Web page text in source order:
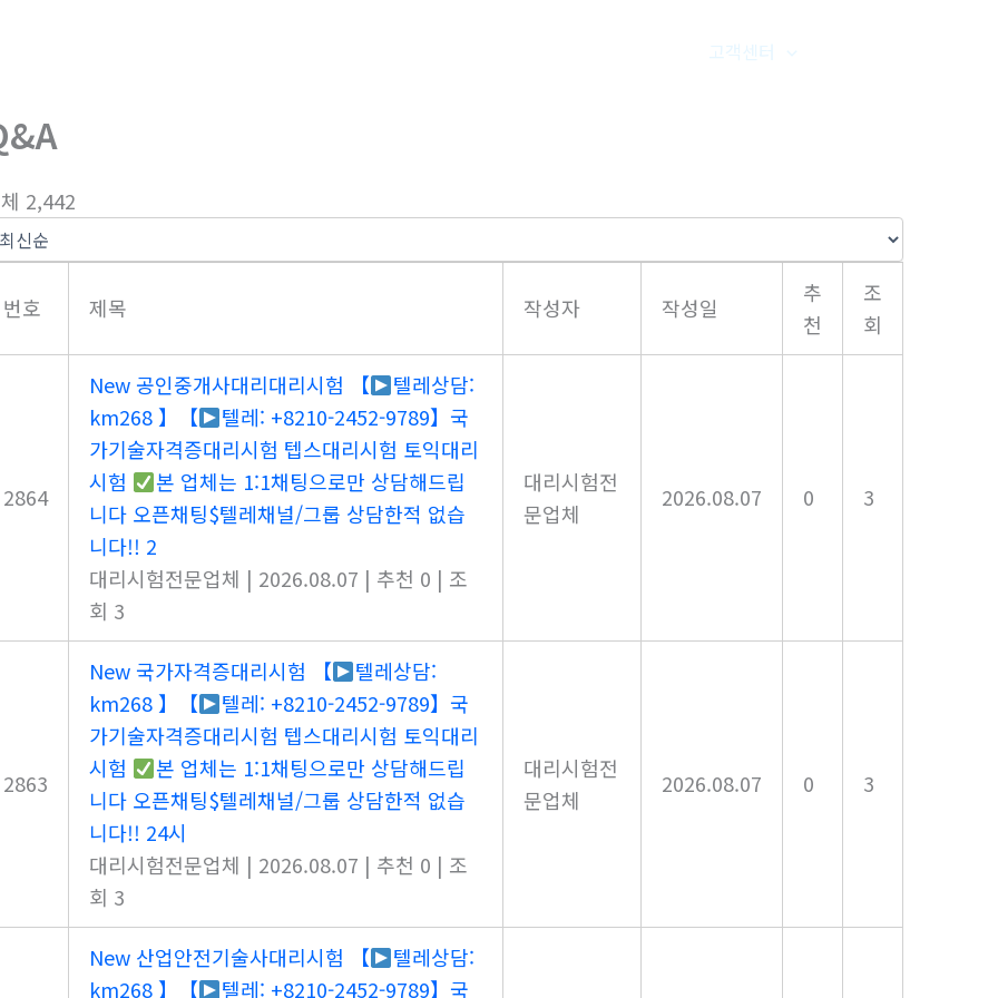
고객센터
2,442
번호 제목 작성자 작성일
추
천
조
회
2864
New 공인중개사대리대리시험 【
텔레상담:
km268 】【
텔레: +8210-2452-9789】국
가기술자격증대리시험 텝스대리시험 토익대리
시험
본 업체는 1:1채팅으로만 상담해드립
니다 오픈채팅$텔레채널/그룹 상담한적 없습
니다!! 2
대리시험전문업체 | 2026.08.07 | 추천 0 | 조
회 3
대리시험전
문업체
2026.08.07 0 3
2863
New국가자격증대리시험 【
텔레상담:
km268 】【
텔레: +8210-2452-9789】국
가기술자격증대리시험 텝스대리시험 토익대리
시험
본 업체는 1:1채팅으로만 상담해드립
니다 오픈채팅$텔레채널/그룹 상담한적 없습
니다!! 24시
대리시험전문업체 | 2026.08.07 | 추천 0 | 조
회 3
대리시험전
문업체
2026.08.07 0 3
New 산업안전기술사대리시험 【
텔레상담:
km268 】【
텔레: +8210-2452-9789】국